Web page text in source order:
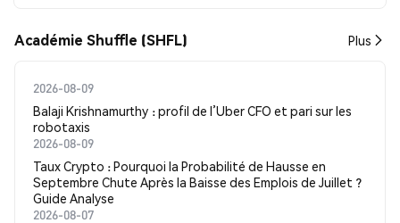
Académie Shuffle (SHFL) Plus
2026-08-09
Balaji Krishnamurthy : profil de l’Uber CFO et pari sur les
robotaxis
2026-08-09
Taux Crypto : Pourquoi la Probabilité de Hausse en
Septembre Chute Après la Baisse des Emplois de Juillet ?
Guide Analyse
2026-08-07